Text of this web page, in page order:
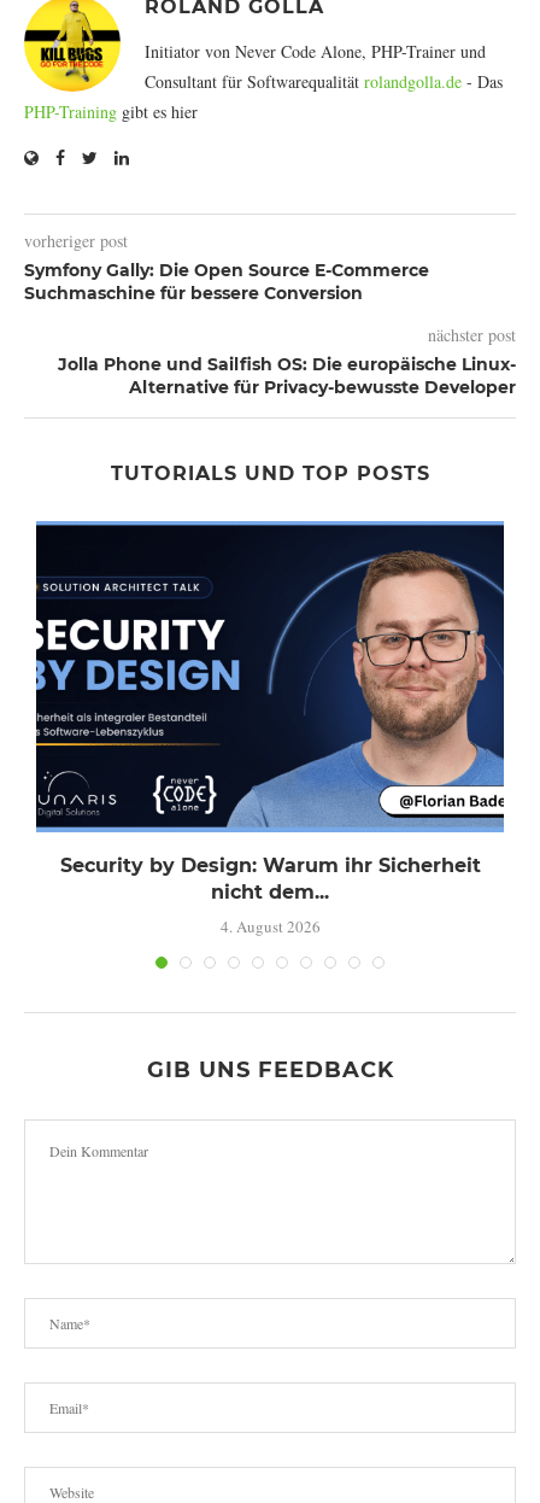
ROLAND GOLLA
Initiator von Never Code Alone, PHP-Trainer und
Consultant für Softwarequalität rolandgolla.de - Das
PHP-Training gibt es hier
vorheriger post
Symfony Gally: Die Open Source E-Commerce
Suchmaschine für bessere Conversion
nächster post
Jolla Phone und Sailfish OS: Die europäische Linux-
Alternative für Privacy-bewusste Developer
TUTORIALS UND TOP POSTS
Security by Design: Warum ihr Sicherheit
nicht dem...
4. August 2026
GIB UNS FEEDBACK